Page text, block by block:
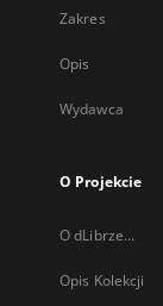
Zakres
Opis
Wydawca
O Projekcie
O dLibrze...
Opis Kolekcji